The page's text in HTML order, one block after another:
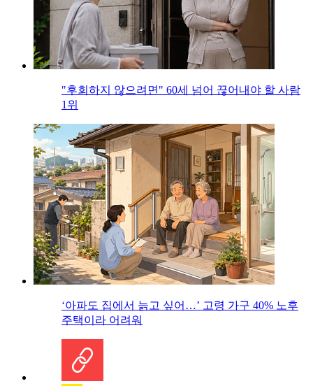
"후회하지 않으려면" 60세 넘어 끊어내야 할 사람
1위
‘아파도 집에서 늙고 싶어…’ 고령 가구 40% 노후
주택이라 어려워